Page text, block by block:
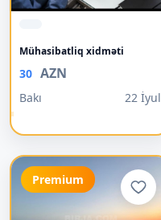
Mühasibatliq xidməti
30 AZN
Bakı 22 İyul
Premium